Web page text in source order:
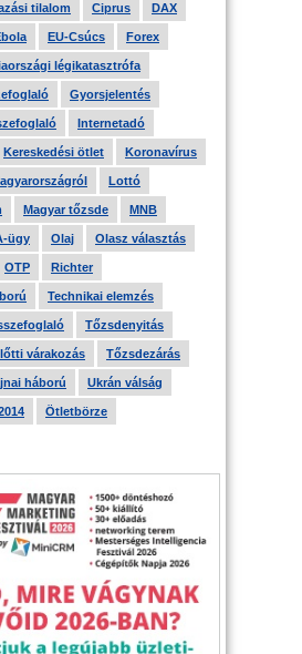
tilalom Ciprus DAX
EU-Csúcs Forex
légikatasztrófa
Gyorsjelentés
Internetadó
Kereskedési ötlet Koronavírus
Lottó
Magyar tőzsde MNB
ügy Olaj Olasz választás
OTP Richter
Technikai elemzés
Tőzsdenyitás
várakozás Tőzsdezárás
háború Ukrán válság
Ötletbörze